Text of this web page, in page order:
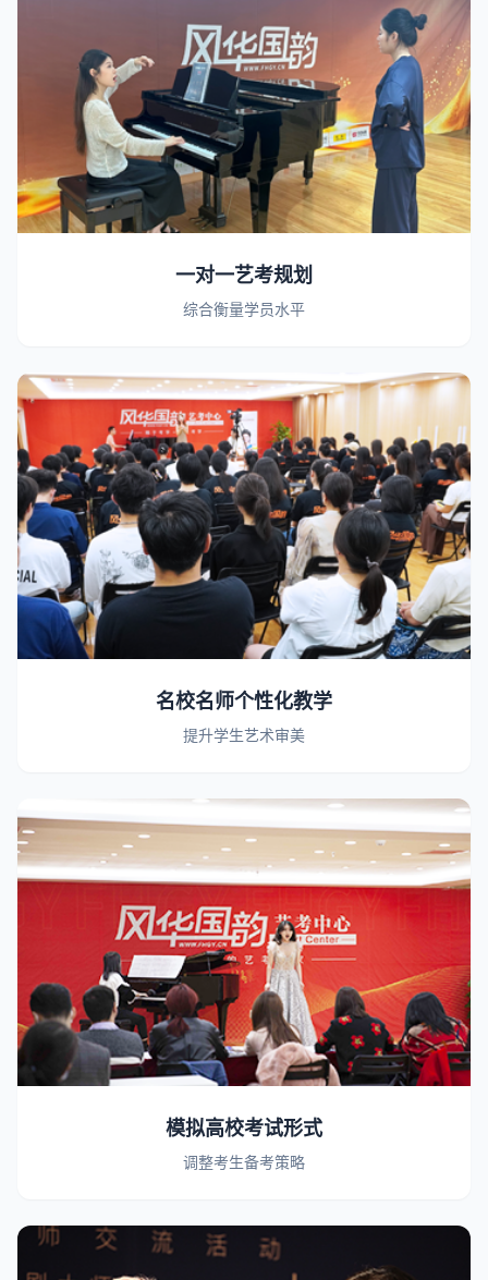
一对一艺考规划
综合衡量学员水平
名校名师个性化教学
提升学生艺术审美
模拟高校考试形式
调整考生备考策略